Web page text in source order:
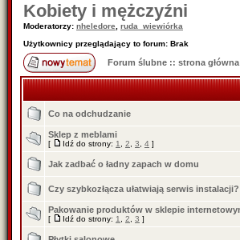
Kobiety i mężczyźni
Moderatorzy: nheledore
ruda_wiewiórka
Użytkownicy przeglądający to forum: Brak
Forum ślubne :: strona główna
Co na odchudzanie
Sklep z meblami
[ Idź do strony: 1 2 3 4 ]
Jak zadbać o ładny zapach w domu
Czy szybkozłącza ułatwiają serwis instalacji?
Pakowanie produktów w sklepie
[ Idź do strony: 1 2 3 ]